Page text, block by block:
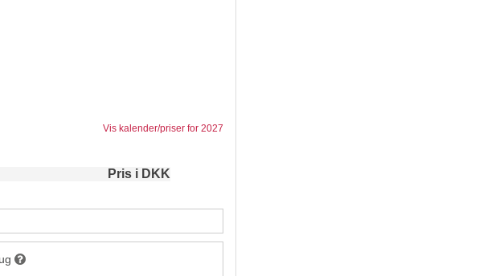
Vis kalender/priser for 2027
Pris i DKK